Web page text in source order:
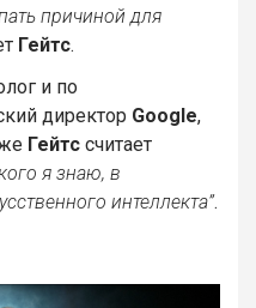
причиной для
Гейтс.
и по
директор Google,
Гейтс считает
я знаю, в
интеллекта”.